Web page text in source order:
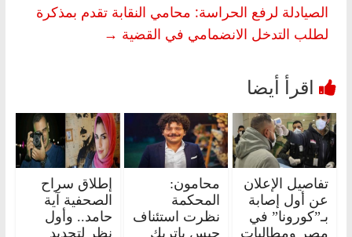
الصيادلة لرفع الحراسة: محامي النقابة تقدم بمذكرة
لطلب التدخل الانضمامي في القضية →
تفاصيل الإعلان
عن أول إصابة
بـ”كورونا” في
مصر ومطالبات
محامون:
المحكمة
نظرت استئناف
حبس باتريك
إطلاق سراح
الصحفية آية
حامد.. وأول
نظر لتجديد